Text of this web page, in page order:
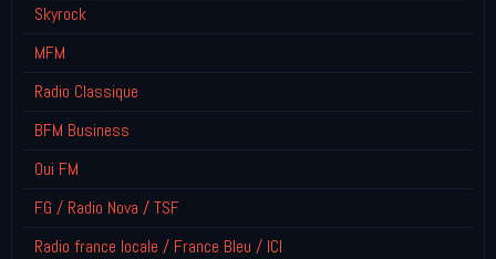
Skyrock
MFM
Radio Classique
BFM Business
Oui FM
FG / Radio Nova / TSF
Radio france locale / France Bleu / ICI